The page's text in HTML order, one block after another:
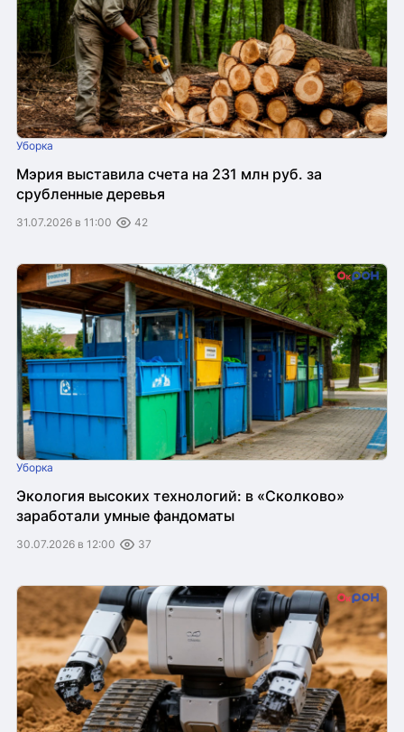
Уборка
Мэрия выставила счета на 231 млн руб. за
срубленные деревья
31.07.2026 в 11:00 42
Уборка
Экология высоких технологий: в «Сколково»
заработали умные фандоматы
30.07.2026 в 12:00 37